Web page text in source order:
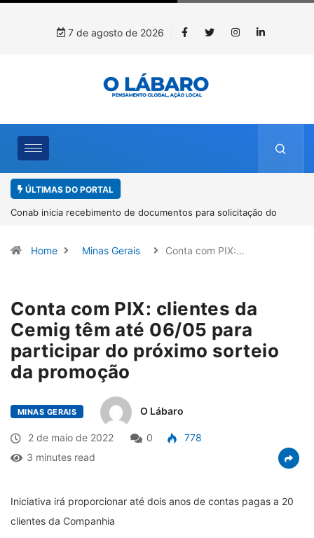
7 de agosto de 2026
ÚLTIMAS DO PORTAL
Workshop internacional debate futuro da piscicultura com
Home Minas Gerais Conta com PIX:…
Conta com PIX: clientes da
Cemig têm até 06/05 para
participar do próximo sorteio
da promoção
MINAS GERAIS O Lábaro
2 de maio de 2022 0
778
3 minutes read
Iniciativa irá proporcionar até dois anos de contas pagas a 20
clientes da Companhia